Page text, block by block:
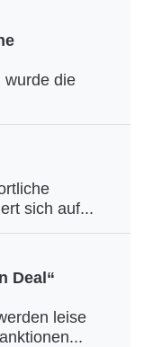
wurde die
sich auf...
Deal“
leise